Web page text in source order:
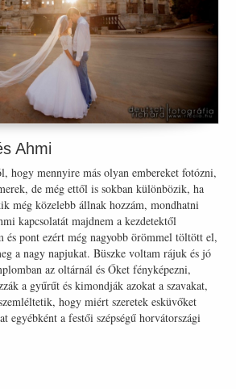
Ahmi
hogy mennyire más olyan embereket fotózni,
de még ettől is sokban különbözik, ha
még közelebb állnak hozzám, mondhatni
kapcsolatát majdnem a kezdetektől
és pont ezért még nagyobb örömmel töltött el,
a nagy napjukat. Büszke voltam rájuk és jó
az oltárnál és Őket fényképezni,
a gyűrűt és kimondják azokat a szavakat,
hogy miért szeretek esküvőket
egyébként a festői szépségű horvátországi